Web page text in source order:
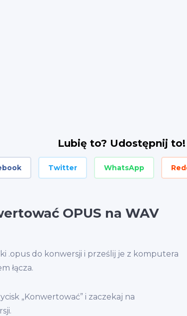
Lubię to? Udostępnij to!
Twitter WhatsApp
OPUS na WAV
.opus do konwersji i prześlij je z komputera
łącza.
„Konwertować” i zaczekaj na